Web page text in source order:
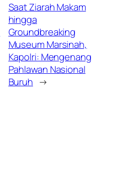
Saat Ziarah Makam
hingga
Groundbreaking
Museum Marsinah,
Kapolri: Mengenang
Pahlawan Nasional
Buruh →